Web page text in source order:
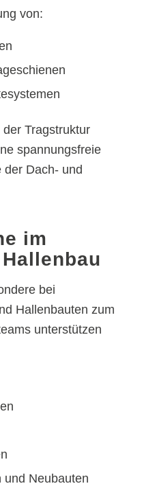
von:
Tragstruktur
spannungsfreie
der Dach- und
im
bei
Hallenbauten zum
unterstützen
und Neubauten